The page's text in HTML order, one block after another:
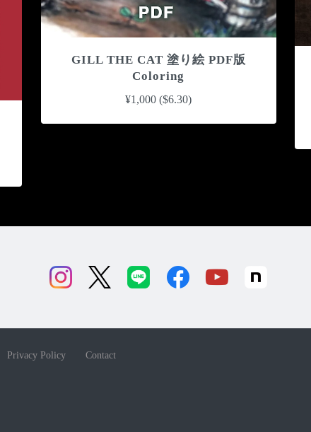
GILL THE CAT 塗り絵 PDF版
Coloring
¥1,000 ($6.30)
Privacy Policy Contact